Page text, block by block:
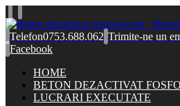
Telefon0753.688.062 Trimite-ne un
Facebook
HOME
BETON DEZACTIVAT
LUCRARI EXECUTATE